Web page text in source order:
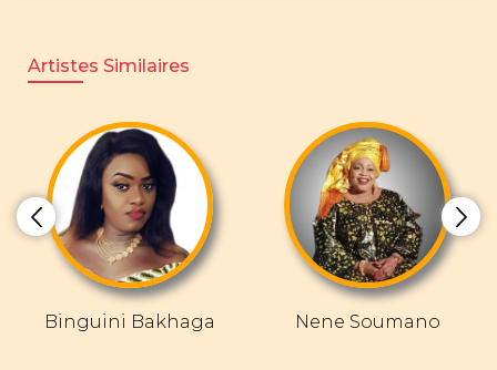
Artistes Similaires
Binguini Bakhaga Nene Soumano